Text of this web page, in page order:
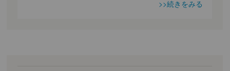
>>続きをみる